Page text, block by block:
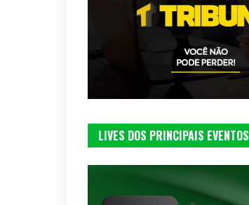
LIVES DOS PRINCIPAIS EVENTOS